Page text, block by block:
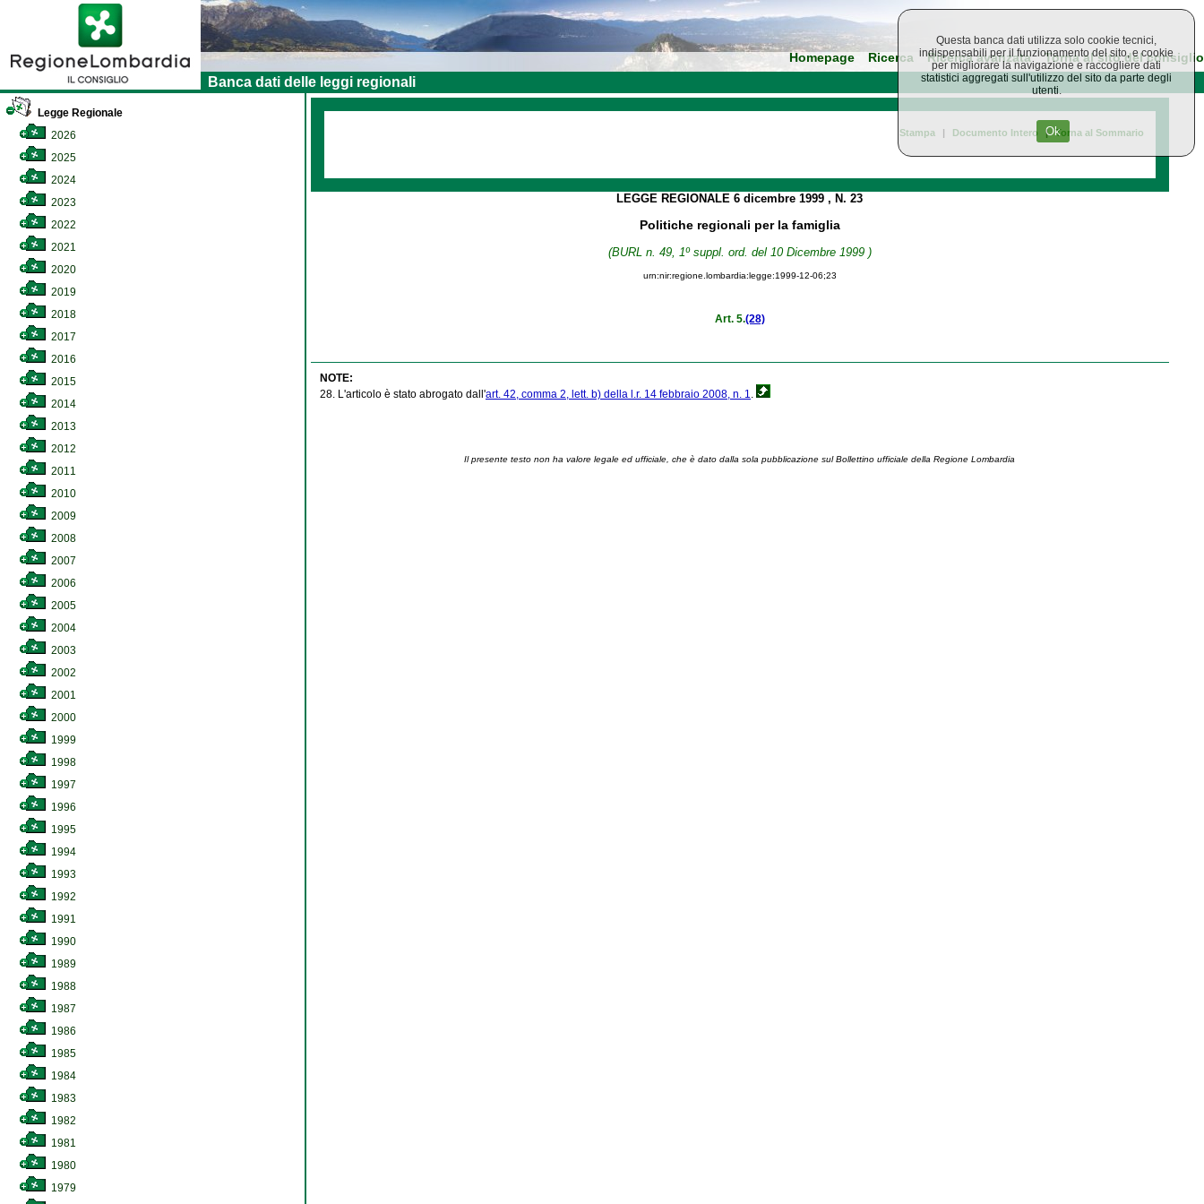
Homepage Ricerca Ricerca avanzata Torna al sito del consiglio
Banca dati delle leggi regionali
Legge Regionale
2026
2025
2024
2023
2022
2021
2020
2019
2018
2017
2016
2015
2014
2013
2012
2011
2010
2009
2008
2007
2006
2005
2004
2003
2002
2001
2000
1999
1998
1997
1996
1995
1994
1993
1992
1991
1990
1989
1988
1987
1986
1985
1984
1983
1982
1981
1980
1979
Stampa | Documento Intero | Torna al Sommario
LEGGE REGIONALE6 dicembre 1999, N. 23
Politiche regionali per la famiglia
(BURL n. 49, 1º suppl. ord. del 10 Dicembre 1999 )
urn:nir:regione.lombardia:legge:1999-12-06;23
Art. 5.(28)
NOTE:
28. L'articolo è stato abrogato dall'art. 42, comma 2, lett. b) della l.r. 14 febbraio 2008, n. 1.
Il presente testo non ha valore legale ed ufficiale, che è dato dalla sola pubblicazione sul Bollettino ufficiale della Regione Lombardia
Questa banca dati utilizza solo cookie tecnici,
indispensabili per il funzionamento del sito, e cookie
per migliorare la navigazione e raccogliere dati
statistici aggregati sull'utilizzo del sito da parte degli
utenti.
Ok